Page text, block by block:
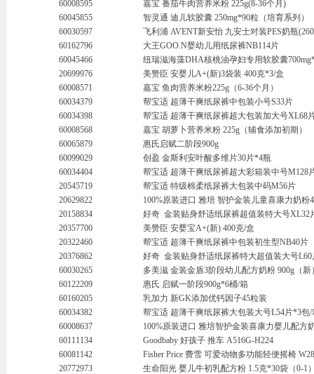
60008595
嘉宝 番茄牛肉营养米粉 225g(8-36个月)
60045855
智灵通 迪儿软胶囊 250mg*90粒（培育系列）
60030597
飞利浦 AVENT新安怡 九安士对装PES奶瓶
60162796
大王GOO.N婴幼儿用纸尿裤NB114片
60045466
纽瑞滋海藻DHA核桃油孕妇专用软胶囊
20699976
美赞臣 安婴儿A+(新)3袋装 400克*3/盒
60008571
嘉宝 鱼肉营养米粉225g（6-36个月）
60034379
帮宝适 超薄干爽纸尿裤中包装小号S33片
60034398
帮宝适 超薄干爽纸尿裤超大包装加大号XL68
60008568
嘉宝 胡萝卜营养米粉 225g（辅食添加初期）
60065879
惠氏启赋二阶段900g
60099029
创盈 金斯利安叶酸多维片30片*4瓶
60034404
帮宝适 超薄干爽纸尿裤超大彩箱装中号M128
20545719
帮宝适 特级棉柔纸尿裤大包装中码M56片
20629822
100%原装进口 雅培 智护金装儿童喜康力奶粉
20158834
好奇 金装贴身舒适纸尿裤超值装特大号XL32
20357700
美赞臣 安婴宝A+(新) 400克/盒
20322460
帮宝适 超薄干爽纸尿裤中包装初生型NB40片
20376862
好奇 金装贴身舒适纸尿裤特大超值装大号
60030265
多美滋 金装金盾3阶段幼儿配方奶粉 900g（新
60122209
惠氏 启赋一阶段900g*6桶/箱
60160205
乳加力 新GK添加优钙因子45粒装
60034382
帮宝适 超薄干爽纸尿裤大包装大号L54片*3包/
60008637
100%原装进口 雅培智护金装喜康力婴儿配方
60111134
Goodbaby 好孩子 推车 A516G-H224
60081142
Fisher Price 费雪 可爱动物多功能轻便摇椅
20772973
生命阳光 婴儿牛初乳配方粉 1.5克*30袋（0-1